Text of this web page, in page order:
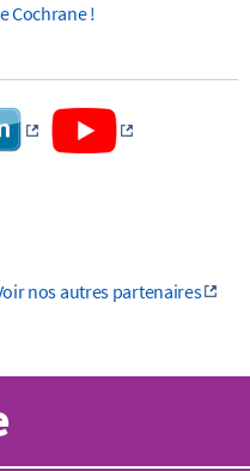
Cochrane !
nos autres partenaires